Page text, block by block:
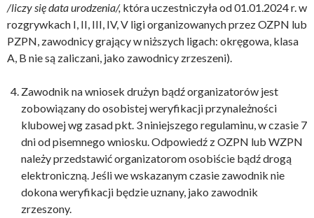
/liczy się data urodzenia/, która uczestniczyła od 01.01.2024 r. w
rozgrywkach I, II, III, IV, V ligi organizowanych przez OZPN lub
PZPN, zawodnicy grający w niższych ligach: okręgowa, klasa
A, B nie są zaliczani, jako zawodnicy zrzeszeni).
Zawodnik na wniosek drużyn bądź organizatorów jest
zobowiązany do osobistej weryfikacji przynależności
klubowej wg zasad pkt. 3 niniejszego regulaminu, w czasie 7
dni od pisemnego wniosku. Odpowiedź z OZPN lub WZPN
należy przedstawić organizatorom osobiście bądź drogą
elektroniczną. Jeśli we wskazanym czasie zawodnik nie
dokona weryfikacji będzie uznany, jako zawodnik
zrzeszony.